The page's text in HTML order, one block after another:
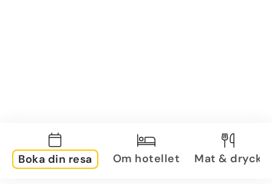
Boka din resa Om hotellet Mat & dryck